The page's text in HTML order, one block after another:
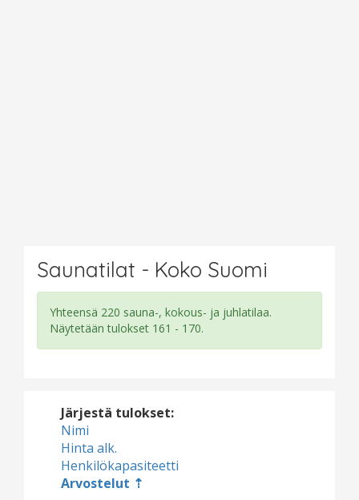
Saunatilat - Koko Suomi
Yhteensä 220 sauna-, kokous- ja juhlatilaa.
Näytetään tulokset 161 - 170.
Järjestä tulokset:
Nimi
Hinta alk.
Henkilökapasiteetti
Arvostelut